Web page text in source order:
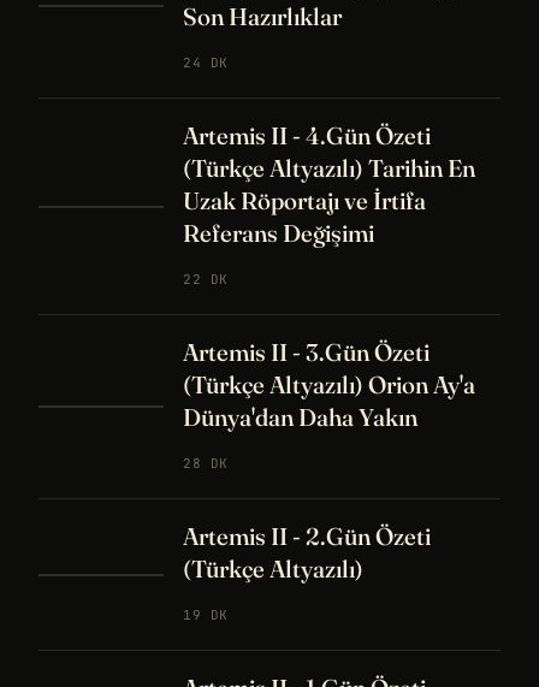
Son Hazırlıklar
24 DK
Artemis II - 4.Gün Özeti
(Türkçe Altyazılı) Tarihin En
Uzak Röportajı ve İrtifa
Referans Değişimi
22 DK
Artemis II - 3.Gün Özeti
(Türkçe Altyazılı) Orion Ay'a
Dünya'dan Daha Yakın
28 DK
Artemis II - 2.Gün Özeti
(Türkçe Altyazılı)
19 DK